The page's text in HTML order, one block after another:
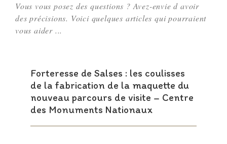
Vous vous posez des questions ? Avez-envie d avoir
des précisions. Voici quelques articles qui pourraient
vous aider ...
Forteresse de Salses : les coulisses
de la fabrication de la maquette du
nouveau parcours de visite – Centre
des Monuments Nationaux